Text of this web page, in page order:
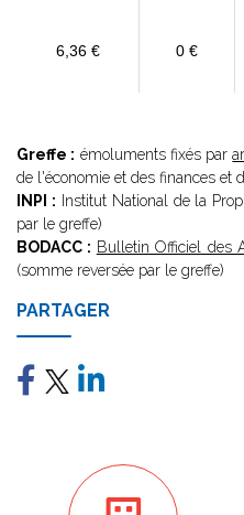
6,36 € 0 €
Greffe : émoluments fixés par
de l'économie et des finances et
INPI : Institut National de la
par le greffe)
BODACC : Bulletin Officiel des
(somme reversée par le greffe)
PARTAGER